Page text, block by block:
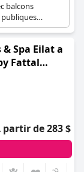
balcons
somptueux
Terrasse
Executive.
Spa Eilat a
Fattal
partir de 283 $